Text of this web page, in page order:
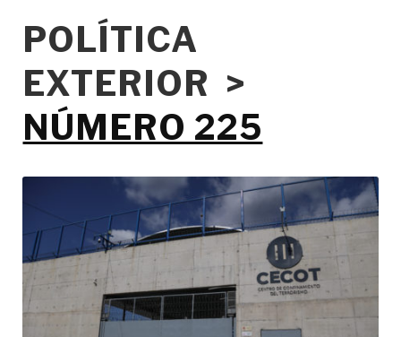
POLÍTICA
EXTERIOR >
NÚMERO 225